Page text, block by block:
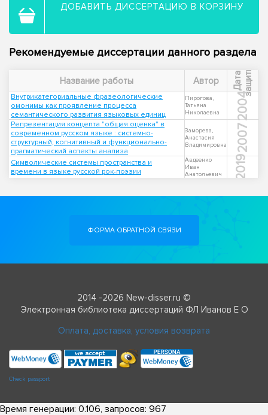
ДОБАВИТЬ ДИССЕРТАЦИЮ В КОРЗИНУ
Рекомендуемые диссертации данного раздела
Название работы Автор Д
а
т
а
з
а
щ
и
т ы
Внутрикатегориальные фразеологические
омонимы как проявление процесса
семантического развития языковых единиц
Пирогова,
Татьяна
Николаевна
2004
Репрезентация концепта "общая оценка" в
современном русском языке : системно-
структурный, когнитивный и функционально-
прагматический аспекты анализа
Заморева,
Анастасия
Владимировна
2007
Символические системы пространства и
времени в языке русской рок-поэзии
Авдеенко
Иван
Анатольевич
2019
ФОРМА ОБРАТНОЙ СВЯЗИ
2014 -2026 New-disser.ru ©
Электронная библиотека диссертаций ФЛ Иванов Е О
Оплата, доставка, условия возврата
Check passport
Время генерации: 0.106, запросов: 967